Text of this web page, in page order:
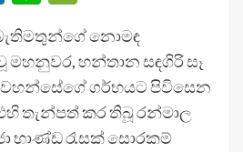
නොමඳ
මහනුවර, හන්තාන සඳගිරි සෑ
ගර්භයට පිවිසෙන
තැන්පත් කර තිබූ රන්මාල
භාණ්ඩ රැසක් සොරකම්